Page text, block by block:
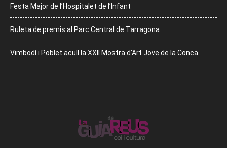
Festa Major de l’Hospitalet de l’Infant
Ruleta de premis al Parc Central de Tarragona
Vimbodí i Poblet acull la XXII Mostra d’Art Jove de la Conca